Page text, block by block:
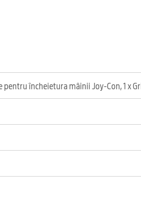
încheietura mâinii Joy-Con, 1 x